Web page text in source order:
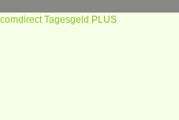
comdirect Tagesgeld PLUS